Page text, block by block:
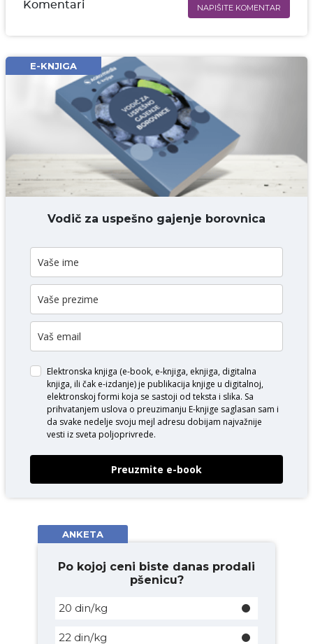
Komentari NAPIŠITE KOMENTAR
Email* obavezno
Komentar* obavezno
DODAJ KOMENTAR
E-KNJIGA
Vodič za uspešno gajenje borovnica
Elektronska knjiga (e-book, e-knjiga, eknjiga, digitalna
knjiga, ili čak e-izdanje) je publikacija knjige u digitalnoj,
elektronskoj formi koja se sastoji od teksta i slika. Sa
prihvatanjem uslova o preuzimanju E-knjige saglasan sam i
da svake nedelje svoju mejl adresu dobijam najvažnije
vesti iz sveta poljoprivrede.
Preuzmite e-book
ANKETA
Po kojoj ceni biste danas prodali
pšenicu?
20 din/kg
22 din/kg